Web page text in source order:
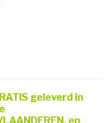
geleverd in
en